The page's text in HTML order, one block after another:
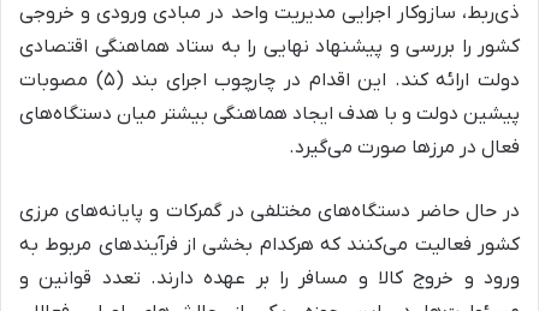
ذی‌ربط، سازوکار اجرایی مدیریت واحد در مبادی ورودی و خروجی
کشور را بررسی و پیشنهاد نهایی را به ستاد هماهنگی اقتصادی
دولت ارائه کند. این اقدام در چارچوب اجرای بند (۵) مصوبات
پیشین دولت و با هدف ایجاد هماهنگی بیشتر میان دستگاه‌های
فعال در مرزها صورت می‌گیرد.
در حال حاضر دستگاه‌های مختلفی در گمرکات و پایانه‌های مرزی
کشور فعالیت می‌کنند که هرکدام بخشی از فرآیندهای مربوط به
ورود و خروج کالا و مسافر را بر عهده دارند. تعدد قوانین و